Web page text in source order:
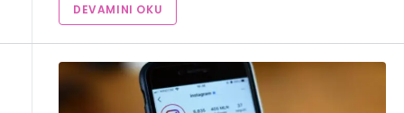
DEVAMINI OKU